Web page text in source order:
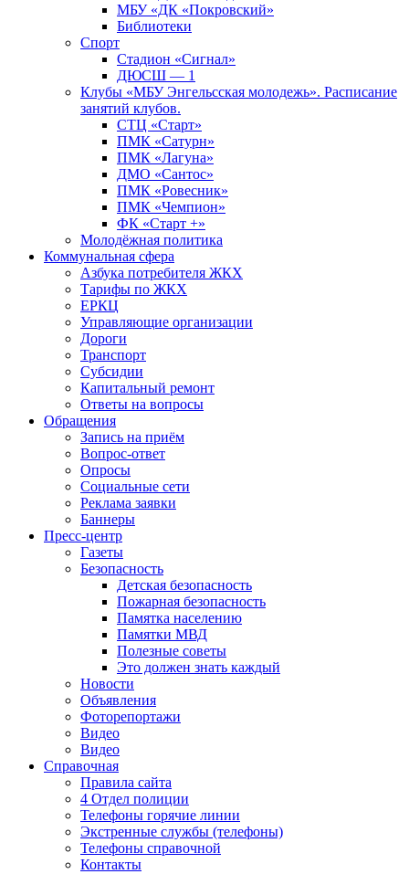
МБУ «ДК «Покровский»
Библиотеки
Спорт
Стадион «Сигнал»
ДЮСШ — 1
Клубы «МБУ Энгельсская молодежь». Расписание
занятий клубов.
СТЦ «Старт»
ПМК «Сатурн»
ПМК «Лагуна»
ДМО «Сантос»
ПМК «Ровесник»
ПМК «Чемпион»
ФК «Старт +»
Молодёжная политика
Коммунальная сфера
Азбука потребителя ЖКХ
Тарифы по ЖКХ
ЕРКЦ
Управляющие организации
Дороги
Транспорт
Субсидии
Капитальный ремонт
Ответы на вопросы
Обращения
Запись на приём
Вопрос-ответ
Опросы
Социальные сети
Реклама заявки
Баннеры
Пресс-центр
Газеты
Безопасность
Детская безопасность
Пожарная безопасность
Памятка населению
Памятки МВД
Полезные советы
Это должен знать каждый
Новости
Объявления
Фоторепортажи
Видео
Видео
Справочная
Правила сайта
4 Отдел полиции
Телефоны горячие линии
Экстренные службы (телефоны)
Телефоны справочной
Контакты